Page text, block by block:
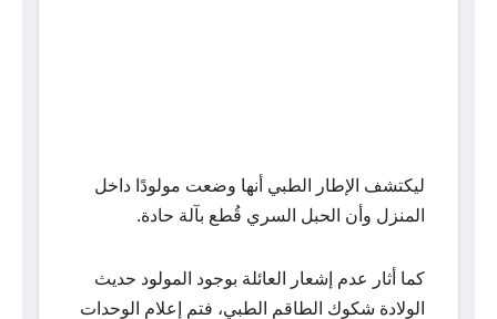
ليكتشف الإطار الطبي أنها وضعت مولودًا داخل
المنزل وأن الحبل السري قُطع بآلة حادة.
كما أثار عدم إشعار العائلة بوجود المولود حديث
الولادة شكوك الطاقم الطبي، فتم إعلام الوحدات